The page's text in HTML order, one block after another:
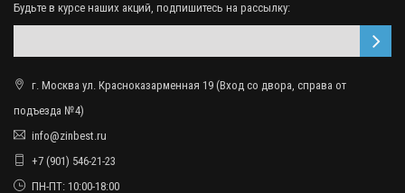
Будьте в курсе наших акций, подпишитесь на рассылку:
г. Москва ул. Красноказарменная 19 (Вход со двора, справа от
подъезда №4)
info@zinbest.ru
+7 (901) 546-21-23
ПН-ПТ: 10:00-18:00